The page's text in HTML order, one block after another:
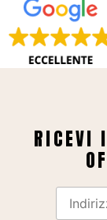
RICEVI